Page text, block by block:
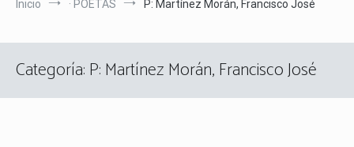
Inicio · POETAS P: Martínez Morán, Francisco José
Categoría:P: Martínez Morán, Francisco José